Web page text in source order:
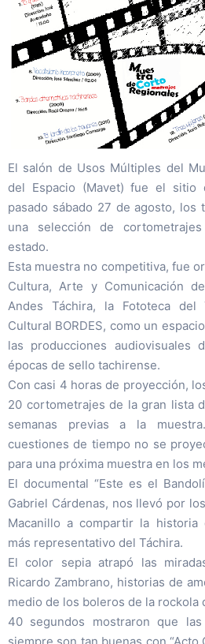
El salón de Usos Múltiples del
del Espacio (Mavet) fue el sitio
pasado sábado 27 de agosto, los
una selección de
estado.
Esta muestra no competitiva, fue
Cultura, Arte y Comunicación
Andes Táchira, la Fototeca del
Cultural BORDES, como un
las producciones audiovisuales
épocas de sello tachirense.
Con casi 4 horas de proyección,
20 cortometrajes de la gran lista
semanas previas a la
cuestiones de tiempo no se
para una próxima muestra en los
El documental “Este es el
Gabriel Cárdenas, nos llevó por
Macanillo a compartir la historia
más representativo del Táchira.
El color sepia atrapó las
Ricardo Zambrano, historias de
medio de los boleros de la rockola
40 segundos mostraron que